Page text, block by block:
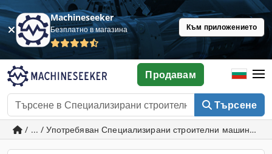
Machineseeker
Безплатно в магазина Към приложението
Търсене
Продавам
/ ... / Употребяван Специализирани строителни машини